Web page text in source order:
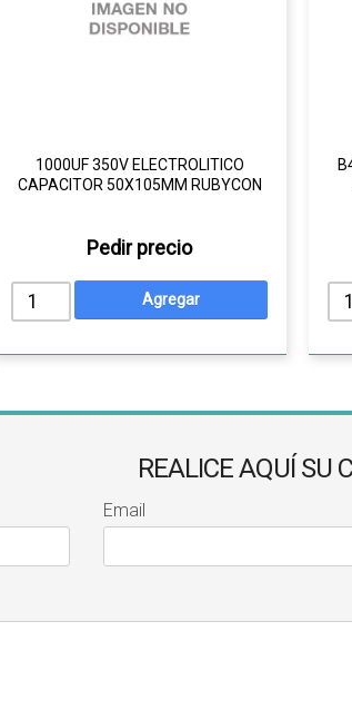
1000UF 350V ELECTROLITICO
CAPACITOR 50X105MM RUBYCON
Pedir precio
REALICE AQUÍ SU
Email